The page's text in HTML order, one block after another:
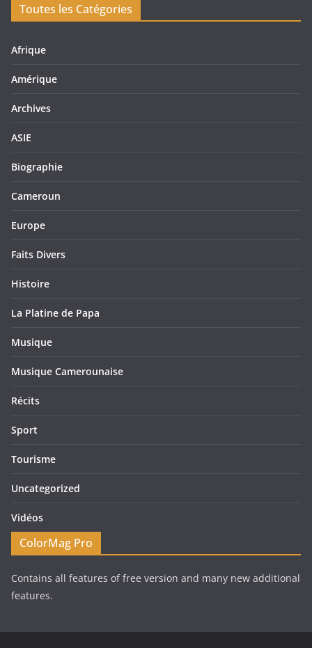
Toutes les Catégories
Afrique
Amérique
Archives
ASIE
Biographie
Cameroun
Europe
Faits Divers
Histoire
La Platine de Papa
Musique
Musique Camerounaise
Récits
Sport
Tourisme
Uncategorized
Vidéos
ColorMag Pro
Contains all features of free version and many new additional
features.